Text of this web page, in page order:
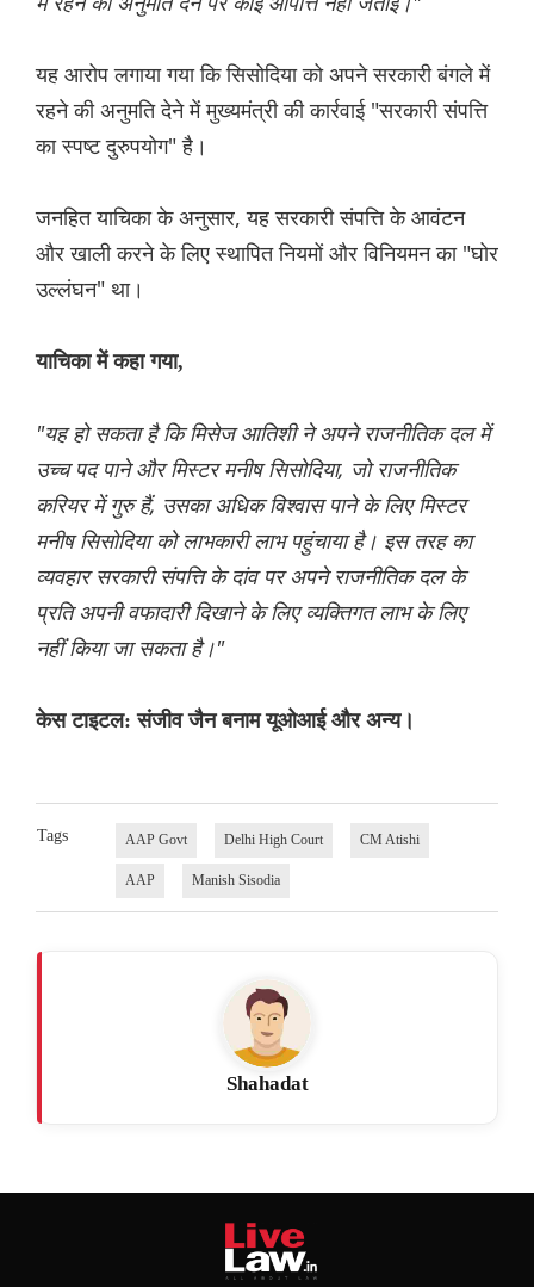
यह आरोप लगाया गया कि सिसोदिया को अपने सरकारी बंगले में
रहने की अनुमति देने में मुख्यमंत्री की कार्रवाई "सरकारी संपत्ति
का स्पष्ट दुरुपयोग" है।
जनहित याचिका के अनुसार, यह सरकारी संपत्ति के आवंटन
और खाली करने के लिए स्थापित नियमों और विनियमन का "घोर
उल्लंघन" था।
याचिका में कहा गया,
"यह हो सकता है कि मिसेज आतिशी ने अपने राजनीतिक दल में
उच्च पद पाने और मिस्टर मनीष सिसोदिया, जो राजनीतिक
करियर में गुरु हैं, उसका अधिक विश्वास पाने के लिए मिस्टर
मनीष सिसोदिया को लाभकारी लाभ पहुंचाया है। इस तरह का
व्यवहार सरकारी संपत्ति के दांव पर अपने राजनीतिक दल के
प्रति अपनी वफादारी दिखाने के लिए व्यक्तिगत लाभ के लिए
नहीं किया जा सकता है।"
केस टाइटल: संजीव जैन बनाम यूओआई और अन्य।
Tags AAP Govt Delhi High Court CM Atishi
AAP Manish Sisodia
Shahadat